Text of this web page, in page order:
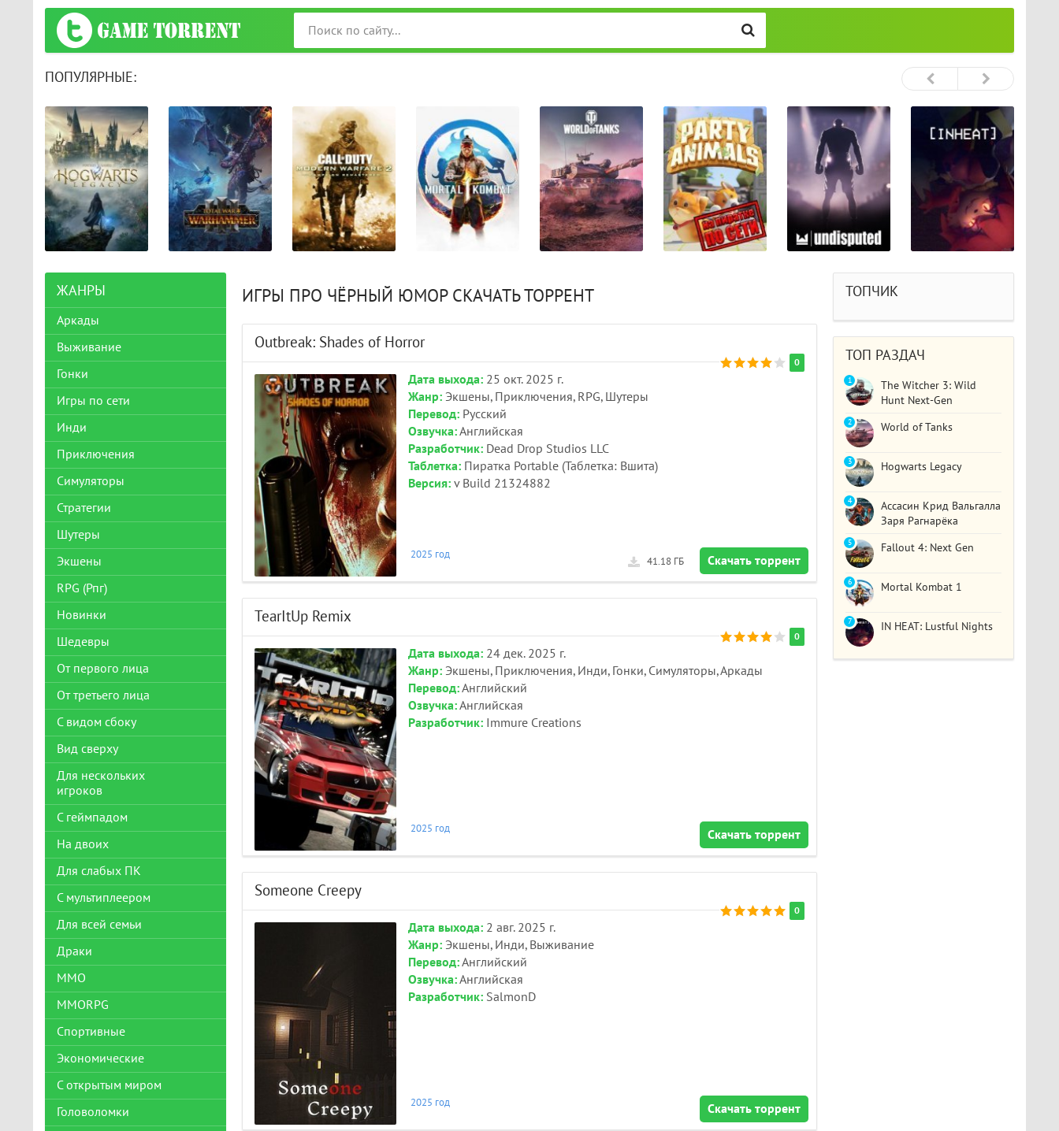
ПОПУЛЯРНЫЕ:
ИГРЫ ПРО ЧЁРНЫЙ ЮМОР СКАЧАТЬ ТОРРЕНТ
Outbreak: Shades of Horror
0
Дата выхода:25 окт. 2025 г.
Жанр:Экшены, Приключения, RPG, Шутеры
Перевод:Русский
Озвучка:Английская
Разработчик:Dead Drop Studios LLC
Таблетка:Пиратка Portable (Таблетка: Вшита)
Версия:v Build 21324882
Скачать торрент
41.18 ГБ
2025 год
TearItUp Remix
0
Дата выхода:24 дек. 2025 г.
Жанр:Экшены, Приключения, Инди, Гонки, Симуляторы, Аркады
Перевод:Английский
Озвучка:Английская
Разработчик:Immure Creations
Скачать торрент
2025 год
Someone Creepy
0
Дата выхода:2 авг. 2025 г.
Жанр:Экшены, Инди, Выживание
Перевод:Английский
Озвучка:Английская
Разработчик:SalmonD
Скачать торрент
2025 год
ЖАНРЫ
Аркады
Выживание
Гонки
Игры по сети
Инди
Приключения
Симуляторы
Стратегии
Шутеры
Экшены
RPG (Рпг)
Новинки
Шедевры
От первого лица
От третьего лица
С видом сбоку
Вид сверху
Для нескольких
игроков
С геймпадом
На двоих
Для слабых ПК
С мультиплеером
Для всей семьи
Драки
ММО
MMORPG
Спортивные
Экономические
С открытым миром
Головоломки
ТОПЧИК
ТОП РАЗДАЧ
The Witcher 3: Wild
Hunt Next-Gen
1
World of Tanks
2
Hogwarts Legacy
3
Ассасин Крид Вальгалла
Заря Рагнарёка
4
Fallout 4: Next Gen
5
Mortal Kombat 1
6
IN HEAT: Lustful Nights
7